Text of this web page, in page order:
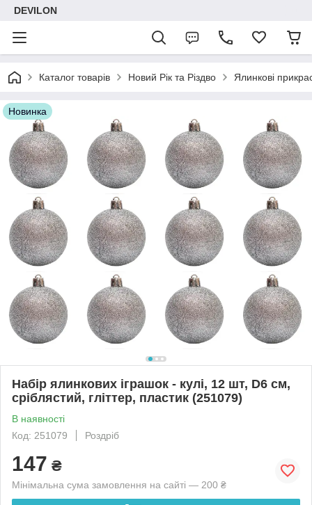
DEVILON
Каталог товарів Новий Рік та Різдво Ялинкові
Новинка
Набір ялинкових іграшок - кулі, 12 шт, D6 см,
сріблястий, гліттер, пластик (251079)
В наявності
Код: 251079
Роздріб
147 ₴
Мінімальна сума замовлення на сайті — 200 ₴